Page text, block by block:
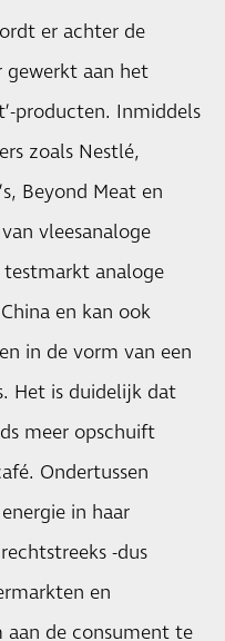
er achter de
gewerkt aan het
producten. Inmiddels
zoals Nestlé,
Beyond Meat en
vleesanaloge
analoge
en kan ook
in de vorm van een
Het is duidelijk dat
meer opschuift
Ondertussen
in haar
-dus
en
aan de consument te